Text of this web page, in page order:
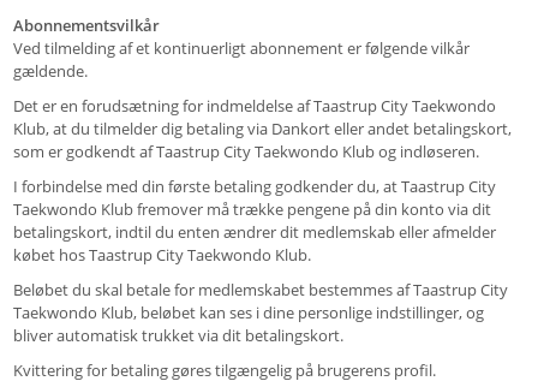
Abonnementsvilkår
Ved tilmelding af et kontinuerligt abonnement er følgende vilkår
gældende.
Det er en forudsætning for indmeldelse af Taastrup City Taekwondo
Klub, at du tilmelder dig betaling via Dankort eller andet betalingskort,
som er godkendt af Taastrup City Taekwondo Klub og indløseren.
I forbindelse med din første betaling godkender du, at Taastrup City
Taekwondo Klub fremover må trække pengene på din konto via dit
betalingskort, indtil du enten ændrer dit medlemskab eller afmelder
købet hos Taastrup City Taekwondo Klub.
Beløbet du skal betale for medlemskabet bestemmes af Taastrup City
Taekwondo Klub, beløbet kan ses i dine personlige indstillinger, og
bliver automatisk trukket via dit betalingskort.
Kvittering for betaling gøres tilgængelig på brugerens profil.